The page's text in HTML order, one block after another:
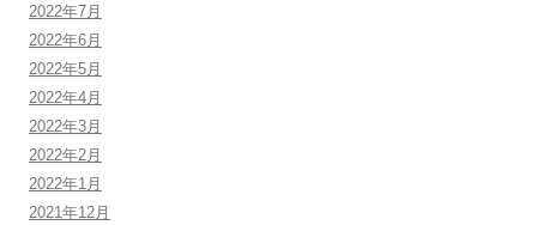
2022年7月
2022年6月
2022年5月
2022年4月
2022年3月
2022年2月
2022年1月
2021年12月